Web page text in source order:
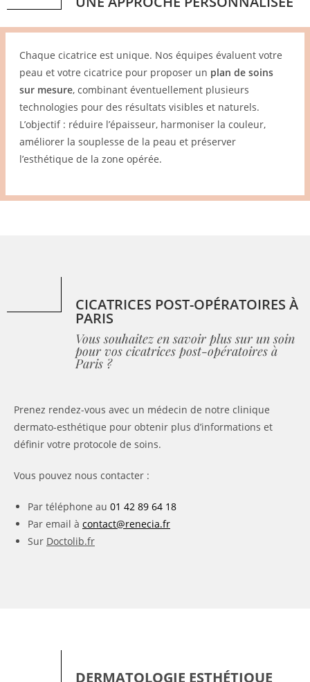
Chaque cicatrice est unique. Nos équipes évaluent votre
peau et votre cicatrice pour proposer un plan de soins
sur mesure, combinant éventuellement plusieurs
technologies pour des résultats visibles et naturels.
L’objectif : réduire l’épaisseur, harmoniser la couleur,
améliorer la souplesse de la peau et préserver
l’esthétique de la zone opérée.
CICATRICES POST-OPÉRATOIRES À
PARIS
Vous souhaitez en savoir plus sur un soin
pour vos cicatrices post-opératoires à
Paris ?
Prenez rendez-vous avec un médecin de notre clinique
dermato-esthétique pour obtenir plus d’informations et
définir votre protocole de soins.
Vous pouvez nous contacter :
Par téléphone au 01 42 89 64 18
Par email à contact@renecia.fr
Sur Doctolib.fr
DERMATOLOGIE ESTHÉTIQUE